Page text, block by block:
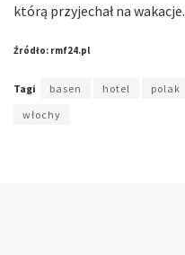
którą przyjechał na wakacje.
Źródło: rmf24.pl
Tagi basen hotel polak
włochy